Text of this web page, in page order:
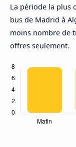
La période la plus
bus de Madrid à
moins nombre de
offres seulement.